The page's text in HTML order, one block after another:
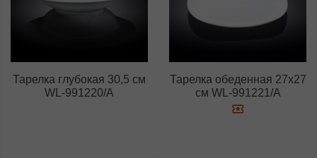
Тарелка глубокая 30,5 см
WL‑991220/A
Тарелка обеденная 27x27
см WL‑991221/A